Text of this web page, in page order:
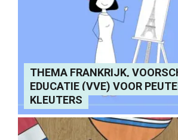
THEMA FRANKRIJK,
EDUCATIE (VVE) VOOR
KLEUTERS